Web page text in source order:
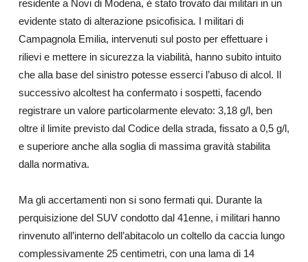
residente a Novi di Modena, è stato trovato dai militari in un
evidente stato di alterazione psicofisica. I militari di
Campagnola Emilia, intervenuti sul posto per effettuare i
rilievi e mettere in sicurezza la viabilità, hanno subito intuito
che alla base del sinistro potesse esserci l’abuso di alcol. Il
successivo alcoltest ha confermato i sospetti, facendo
registrare un valore particolarmente elevato: 3,18 g/l, ben
oltre il limite previsto dal Codice della strada, fissato a 0,5 g/l,
e superiore anche alla soglia di massima gravità stabilita
dalla normativa.
Ma gli accertamenti non si sono fermati qui. Durante la
perquisizione del SUV condotto dal 41enne, i militari hanno
rinvenuto all’interno dell’abitacolo un coltello da caccia lungo
complessivamente 25 centimetri, con una lama di 14